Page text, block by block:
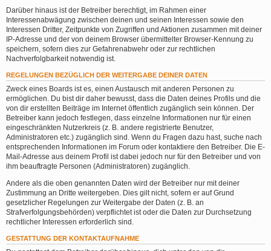
Darüber hinaus ist der Betreiber berechtigt, im Rahmen einer
Interessenabwägung zwischen deinen und seinen Interessen sowie den
Interessen Dritter, Zeitpunkte von Zugriffen und Aktionen zusammen mit deiner
IP-Adresse und der von deinem Browser übermittelter Browser-Kennung zu
speichern, sofern dies zur Gefahrenabwehr oder zur rechtlichen
Nachverfolgbarkeit notwendig ist.
REGELUNGEN BEZÜGLICH DER WEITERGABE DEINER DATEN
Zweck eines Boards ist es, einen Austausch mit anderen Personen zu
ermöglichen. Du bist dir daher bewusst, dass die Daten deines Profils und die
von dir erstellten Beiträge im Internet öffentlich zugänglich sein können. Der
Betreiber kann jedoch festlegen, dass einzelne Informationen nur für einen
eingeschränkten Nutzerkreis (z. B. andere registrierte Benutzer,
Administratoren etc.) zugänglich sind. Wenn du Fragen dazu hast, suche nach
entsprechenden Informationen im Forum oder kontaktiere den Betreiber. Die E-
Mail-Adresse aus deinem Profil ist dabei jedoch nur für den Betreiber und von
ihm beauftragte Personen (Administratoren) zugänglich.
Andere als die oben genannten Daten wird der Betreiber nur mit deiner
Zustimmung an Dritte weitergeben. Dies gilt nicht, sofern er auf Grund
gesetzlicher Regelungen zur Weitergabe der Daten (z. B. an
Strafverfolgungsbehörden) verpflichtet ist oder die Daten zur Durchsetzung
rechtlicher Interessen erforderlich sind.
GESTATTUNG DER KONTAKTAUFNAHME